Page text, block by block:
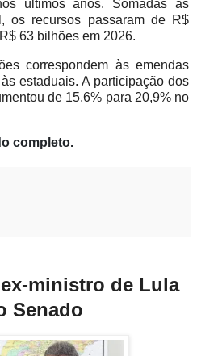
últimos anos. Somadas as
os recursos passaram de R$
63 bilhões em 2026.
correspondem às emendas
estaduais. A participação dos
de 15,6% para 20,9% no
completo.
ministro de Lula
Senado